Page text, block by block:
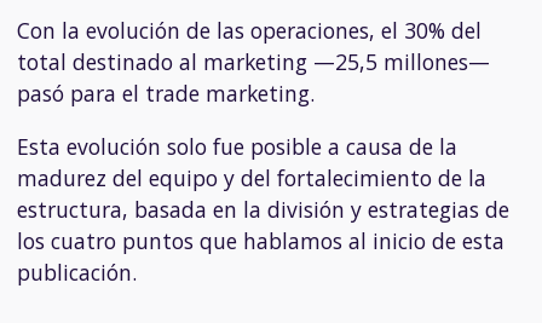
Con la evolución de las operaciones, el 30% del
total destinado al marketing —25,5 millones—
pasó para el trade marketing.
Esta evolución solo fue posible a causa de la
madurez del equipo y del fortalecimiento de la
estructura, basada en la división y estrategias de
los cuatro puntos que hablamos al inicio de esta
publicación.